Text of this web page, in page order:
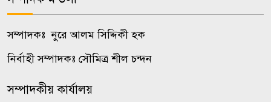
জাবিতে প্রকাশ্যে ঘুরছেন জুলাই
হামলায় বহিষ্কৃত ছাত্রলীগকর্মী,
দেওয়ার অভিযোগ
সম্পাদকঃ নুরে আলম সিদ্দিকী হক
নির্বাহী সম্পাদকঃ সৌমিত্র শীল চন্দন
সম্পাদকীয় কার্যালয়